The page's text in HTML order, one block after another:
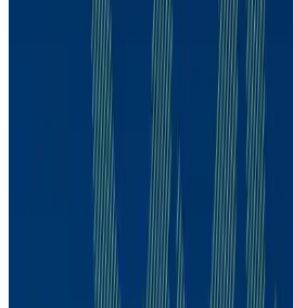
Alexandre Schwartsman